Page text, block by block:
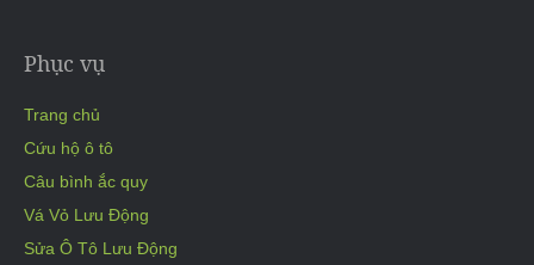
Phục vụ
Trang chủ
Cứu hộ ô tô
Câu bình ắc quy
Vá Vỏ Lưu Động
Sửa Ô Tô Lưu Động